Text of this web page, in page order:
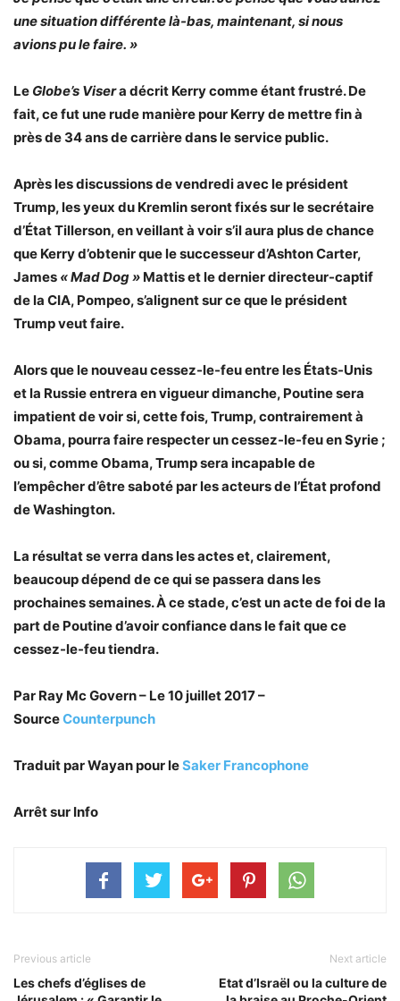
une situation différente là-bas, maintenant, si nous
avions pu le faire. »
Le Globe’s Visera décrit Kerry comme étant frustré. De
fait, ce fut une rude manière pour Kerry de mettre fin à
près de 34 ans de carrière dans le service public.
Après les discussions de vendredi avec le président
Trump, les yeux du Kremlin seront fixés sur le secrétaire
d’État Tillerson, en veillant à voir s’il aura plus de chance
que Kerry d’obtenir que le successeur d’Ashton Carter,
James «Mad Dog » Mattis et le dernier directeur-captif
de la CIA, Pompeo, s’alignent sur ce que le président
Trump veut faire.
Alors que le nouveau cessez-le-feu entre les États-Unis
et la Russie entrera en vigueur dimanche, Poutine sera
impatient de voir si, cette fois, Trump, contrairement à
Obama, pourra faire respecter un cessez-le-feu en Syrie ;
ou si, comme Obama, Trump sera incapable de
l’empêcher d’être saboté par les acteurs de l’État profond
de Washington.
La résultat se verra dans les actes et, clairement,
beaucoup dépend de ce qui se passera dans les
prochaines semaines. À ce stade, c’est un acte de foi de la
part de Poutine d’avoir confiance dans le fait que ce
cessez-le-feu tiendra.
Par Ray Mc Govern – Le 10 juillet 2017 –
SourceCounterpunch
Traduit par Wayan pour leSaker Francophone
Arrêt sur Info
Previous article
Les chefs d’églises de
Next article
Etat d’Israël ou la culture de